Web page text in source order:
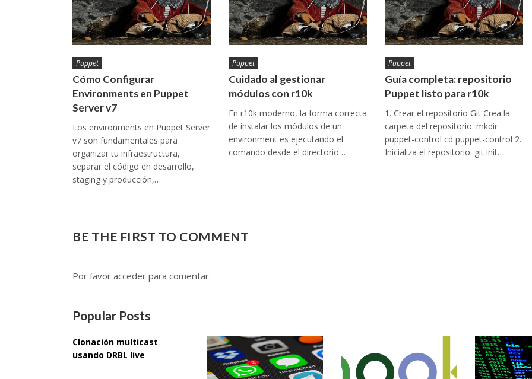
Puppet
Cómo Configurar
Environments en Puppet
Server v7
Los environments en Puppet Server
v7 son fundamentales para
organizar tu infraestructura,
separar el código en desarrollo,
staging y producción,…
Puppet
Cuidado al gestionar
módulos con r10k
En r10k moderno, la forma correcta
de instalar los módulos de un
environment es ejecutando el
comando desde el directorio…
Puppet
Guía completa: repositorio
Puppet listo para r10k
1. Crear el repositorio Git Crea la
carpeta del repositorio: mkdir
puppet-control cd puppet-control 2.
Inicializa el repositorio: git init…
BE THE FIRST TO COMMENT
Por favor acceder para comentar.
Popular Posts
Clonación multicast
usando DRBL live